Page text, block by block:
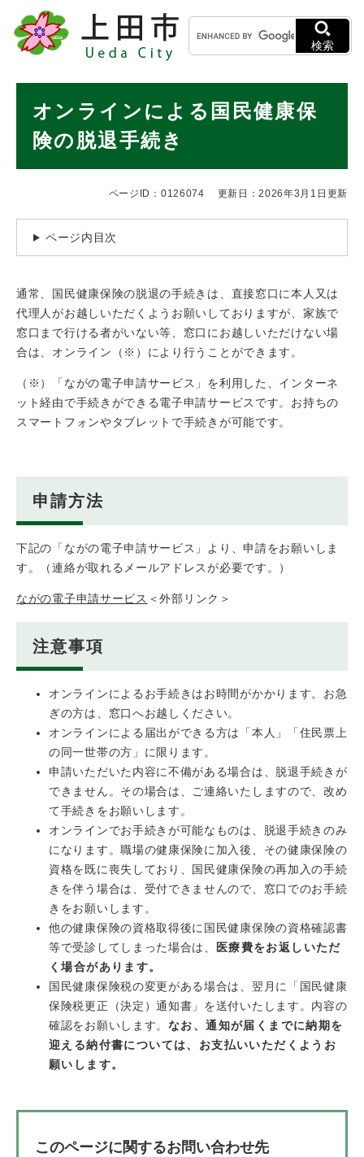
メニューを飛ばして本文へ
キ
ー
ワ
検
検索
オンラインによる国民健康保
険の脱退手続き
ページID：0126074 更新日：2026年3月1日更新
ページ内目次
通常、国民健康保険の脱退の手続きは、直接窓口に本人又は
代理人がお越しいただくようお願いしておりますが、家族で
窓口まで行ける者がいない等、窓口にお越しいただけない場
合は、オンライン（※）により行うことができます。
（※）「ながの電子申請サービス」を利用した、インターネ
ット経由で手続きができる電子申請サービスです。お持ちの
スマートフォンやタブレットで手続きが可能です。
申請方法
下記の「ながの電子申請サービス」より、申請をお願いしま
す。（連絡が取れるメールアドレスが必要です。）​
ながの電子申請サービス ＜外部リンク＞
注意事項
オンラインによるお手続きはお時間がかかります。お急
ぎの方は、窓口へお越しください。
オンラインによる届出ができる方は「本人」「住民票上
の同一世帯の方」に限ります。
​申請いただいた内容に不備がある場合は、脱退手続きが
できません。その場合は、ご連絡いたしますので、改め
て手続きをお願いします。
オンラインでお手続きが可能なものは、脱退手続きのみ
になります。職場の健康保険に加入後、その健康保険の
資格を既に喪失しており、国民健康保険の再加入の手続
きを伴う場合は、受付できませんので、窓口でのお手続
きをお願いします。
他の健康保険の資格取得後に国民健康保険の資格確認書
等で受診してしまった場合は、
医療費をお返しいただ
く場合があります。
国民健康保険税の変更がある場合は、翌月に「国民健康
保険税更正（決定）通知書」を送付いたします。内容の
確認をお願いします。 なお、通知が届くまでに納期を
迎える納付書については、お支払いいただくようお
願いします。
このページに関するお問い合わせ先